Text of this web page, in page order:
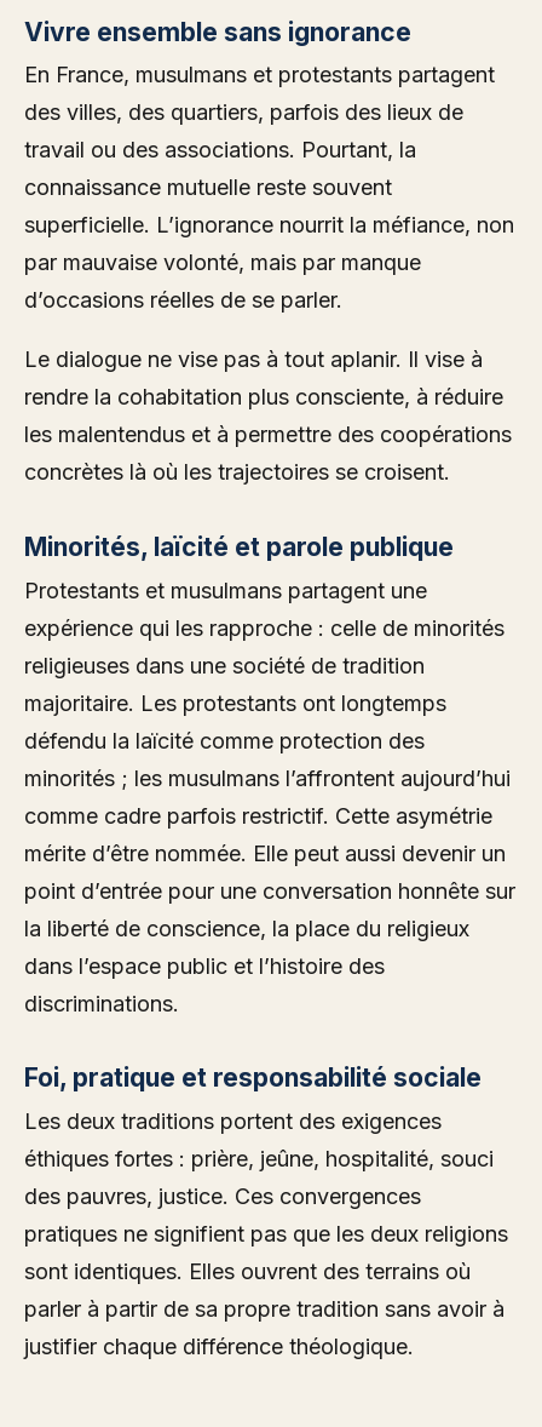
Vivre ensemble sans ignorance
En France, musulmans et protestants partagent
des villes, des quartiers, parfois des lieux de
travail ou des associations. Pourtant, la
connaissance mutuelle reste souvent
superficielle. L’ignorance nourrit la méfiance, non
par mauvaise volonté, mais par manque
d’occasions réelles de se parler.
Le dialogue ne vise pas à tout aplanir. Il vise à
rendre la cohabitation plus consciente, à réduire
les malentendus et à permettre des coopérations
concrètes là où les trajectoires se croisent.
Minorités, laïcité et parole publique
Protestants et musulmans partagent une
expérience qui les rapproche : celle de minorités
religieuses dans une société de tradition
majoritaire. Les protestants ont longtemps
défendu la laïcité comme protection des
minorités ; les musulmans l’affrontent aujourd’hui
comme cadre parfois restrictif. Cette asymétrie
mérite d’être nommée. Elle peut aussi devenir un
point d’entrée pour une conversation honnête sur
la liberté de conscience, la place du religieux
dans l’espace public et l’histoire des
discriminations.
Foi, pratique et responsabilité sociale
Les deux traditions portent des exigences
éthiques fortes : prière, jeûne, hospitalité, souci
des pauvres, justice. Ces convergences
pratiques ne signifient pas que les deux religions
sont identiques. Elles ouvrent des terrains où
parler à partir de sa propre tradition sans avoir à
justifier chaque différence théologique.